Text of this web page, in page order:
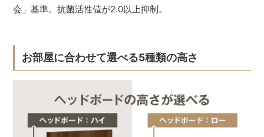
会」基準。抗菌活性値が2.0以上抑制。
お部屋に合わせて選べる5種類の高さ